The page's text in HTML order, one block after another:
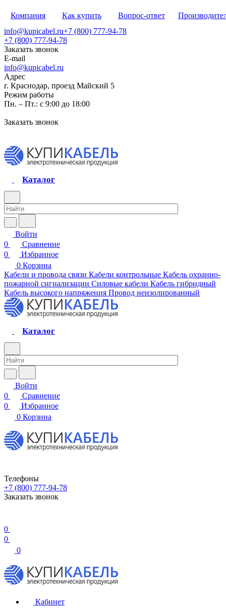
Компания Как купить Вопрос-ответ
info@kupicabel.ru+7 (800) 777-94-78
+7 (800) 777-94-78
Заказать звонок
E-mail
info@kupicabel.ru
Адрес
г. Краснодар, проезд Майский 5
Режим работы
Пн. – Пт.: с 9:00 до 18:00
Заказать звонок
Каталог
Войти
0
Сравнение
0
Избранное
0 Корзина
Кабели и провода связи Кабели контрольные Кабель охранно-
пожарной сигнализации Силовые кабели Кабель гибридный
Кабель высокого напряжения Провод неизолированный
Каталог
Войти
0
Сравнение
0
Избранное
0 Корзина
Телефоны
+7 (800) 777-94-78
Заказать звонок
0
0
0
Кабинет